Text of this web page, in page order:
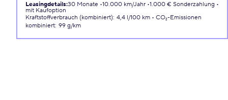
Leasingdetails:30 Monate 10.000 km/Jahr 1.000 € Sonderzahlung
mit Kaufoption
Kraftstoffverbrauch (kombiniert): 4,4 l/100 km
CO₂-Emissionen
kombiniert: 99 g/km